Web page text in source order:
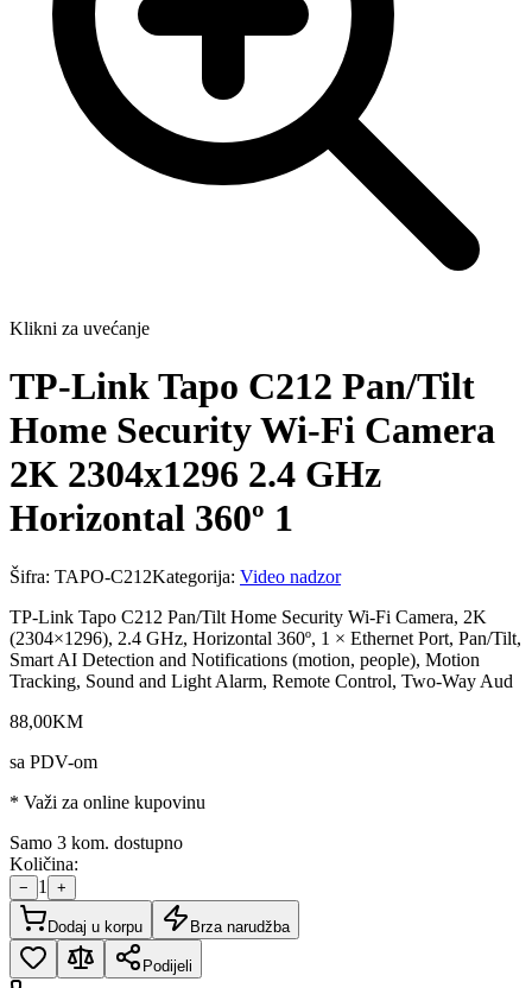
Klikni za uvećanje
TP-Link Tapo C212 Pan/Tilt
Home Security Wi-Fi Camera
2K 2304x1296 2.4 GHz
Horizontal 360º 1
Šifra: TAPO-C212Kategorija: Video nadzor
TP-Link Tapo C212 Pan/Tilt Home Security Wi-Fi Camera, 2K
(2304×1296), 2.4 GHz, Horizontal 360º, 1 × Ethernet Port, Pan/Tilt,
Smart AI Detection and Notifications (motion, people), Motion
Tracking, Sound and Light Alarm, Remote Control, Two-Way Aud
88,00KM
sa PDV-om
* Važi za online kupovinu
Samo 3 kom. dostupno
Količina:
− 1 +
Dodaj u korpu Brza narudžba
Podijeli